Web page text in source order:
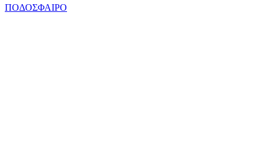
ΠΟΔΟΣΦΑΙΡΟ